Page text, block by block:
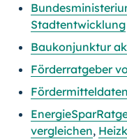
Stadtentwicklung
Baukonjunktur
Förderratgeber
vergleichen,